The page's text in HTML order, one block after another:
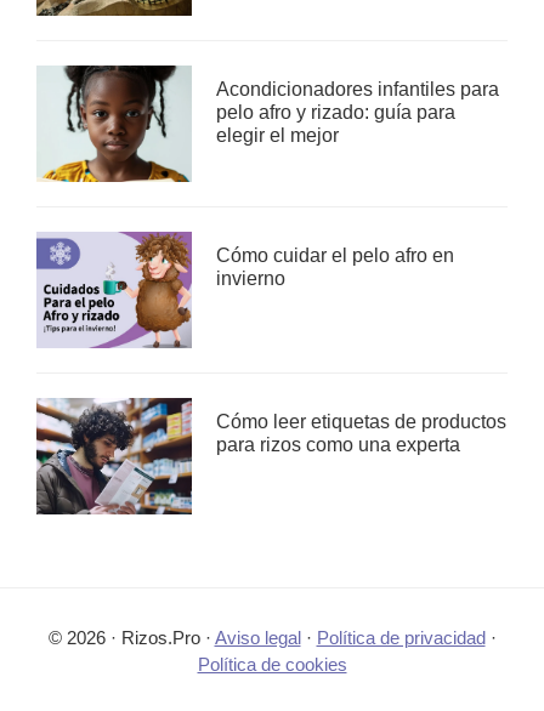
Acondicionadores infantiles para
pelo afro y rizado: guía para
elegir el mejor
Cómo cuidar el pelo afro en
invierno
Cómo leer etiquetas de productos
para rizos como una experta
© 2026 · Rizos.Pro · Aviso legal· Política de privacidad·
Política de cookies